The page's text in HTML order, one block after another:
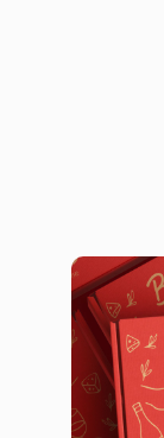
Wine
Брендинг